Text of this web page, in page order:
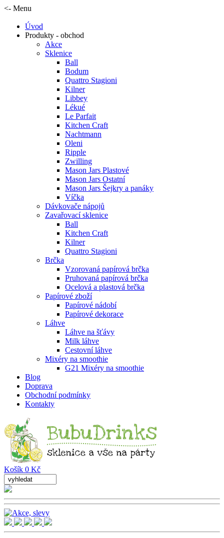
<- Menu
Úvod
Produkty - obchod
Akce
Sklenice
Ball
Bodum
Quattro Stagioni
Kilner
Libbey
Lékué
Le Parfait
Kitchen Craft
Nachtmann
Oleni
Ripple
Zwilling
Mason Jars Plastové
Mason Jars Ostatní
Mason Jars Šejkry a panáky
Víčka
Dávkovače nápojů
Zavařovací sklenice
Ball
Kitchen Craft
Kilner
Quattro Stagioni
Brčka
Vzorovaná papírová brčka
Pruhovaná papírová brčka
Ocelová a plastová brčka
Papírové zboží
Papírové nádobí
Papírové dekorace
Láhve
Láhve na šťávy
Milk láhve
Cestovní láhve
Mixéry na smoothie
G21 Mixéry na smoothie
Blog
Doprava
Obchodní podmínky
Kontakty
Košík 0 Kč